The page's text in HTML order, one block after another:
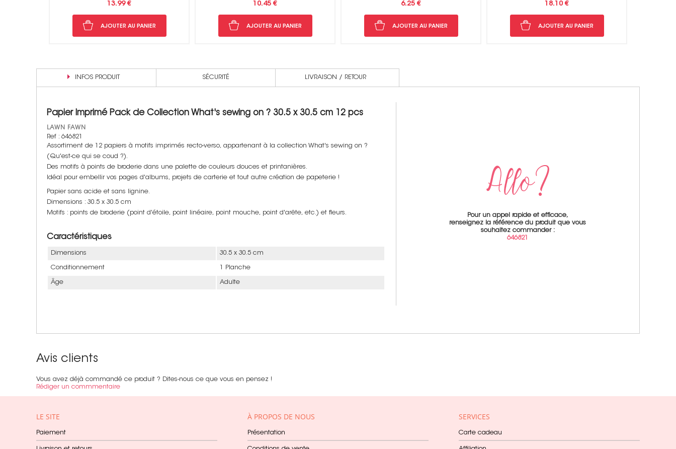
10.45 €
AJOUTER AU PANIER
6.25 €
AJOUTER AU PANIER
18.10 €
AJOUTER AU PANIER
8.35 €
AJOUTER AU PANIER
INFOS PRODUIT SÉCURITÉ LIVRAISON / RETOUR
Papier Imprimé Pack de Collection What's sewing on ? 30.5 x 30.5 cm 12 pcs
LAWN FAWN
Ref : 646821
Assortiment de 12 papiers à motifs imprimés recto-verso, appartenant à la collection What's sewing on ?
(Qu'est-ce qui se coud ?).
Des motifs à points de broderie dans une palette de couleurs douces et printanières.
Idéal pour embellir vos pages d'albums, projets de carterie et tout autre création de papeterie !
Papier sans acide et sans lignine.
Dimensions : 30.5 x 30.5 cm
Motifs : points de broderie (point d'étoile, point linéaire, point mouche, point d'arête, etc.) et fleurs.
Caractéristiques
Dimensions 30.5 x 30.5 cm
Conditionnement 1 Planche
Âge Adulte
Pour un appel rapide et efficace,
renseignez la référence du produit que vous
souhaitez commander :
646821
Avis clients
Vous avez déjà commandé ce produit ? Dites-nous ce que vous en pensez !
Rédiger un commmentaire
LE SITE
Paiement
À PROPOS DE NOUS
Présentation
SERVICES
Carte cadeau